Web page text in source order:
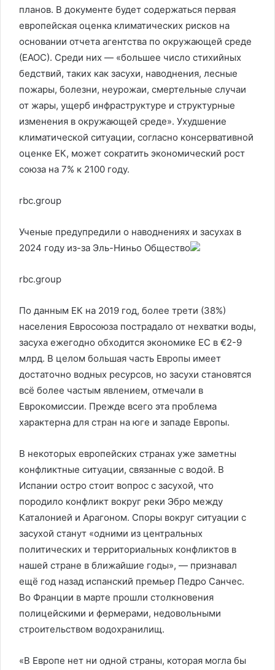
планов. В документе будет содержаться первая
европейская оценка климатических рисков на
основании отчета агентства по окружающей среде
(ЕАОС). Среди них — «большее число стихийных
бедствий, таких как засухи, наводнения, лесные
пожары, болезни, неурожаи, смертельные случаи
от жары, ущерб инфраструктуре и структурные
изменения в окружающей среде». Ухудшение
климатической ситуации, согласно консервативной
оценке ЕК, может сократить экономический рост
союза на 7% к 2100 году.
rbc.group
Ученые предупредили о наводнениях и засухах в
2024 году из-за Эль-Ниньо Общество
rbc.group
По данным ЕК на 2019 год, более трети (38%)
населения Евросоюза пострадало от нехватки воды,
засуха ежегодно обходится экономике ЕС в €2-9
млрд. В целом большая часть Европы имеет
достаточно водных ресурсов, но засухи становятся
всё более частым явлением, отмечали в
Еврокомиссии. Прежде всего эта проблема
характерна для стран на юге и западе Европы.
В некоторых европейских странах уже заметны
конфликтные ситуации, связанные с водой. В
Испании остро стоит вопрос с засухой, что
породило конфликт вокруг реки Эбро между
Каталонией и Арагоном. Споры вокруг ситуации с
засухой станут «одними из центральных
политических и территориальных конфликтов в
нашей стране в ближайшие годы», — признавал
ещё год назад испанский премьер Педро Санчес.
Во Франции в марте прошли столкновения
полицейскими и фермерами, недовольными
строительством водохранилищ.
«В Европе нет ни одной страны, которая могла бы